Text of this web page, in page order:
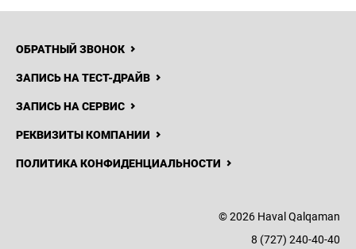
ОБРАТНЫЙ ЗВОНОК
ЗАПИСЬ НА ТЕСТ-ДРАЙВ
ЗАПИСЬ НА СЕРВИС
РЕКВИЗИТЫ КОМПАНИИ
ПОЛИТИКА КОНФИДЕНЦИАЛЬНОСТИ
© 2026 Haval Qalqaman
8 (727) 240-40-40